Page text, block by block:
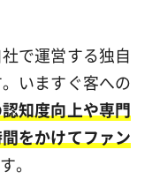
で運営する独自
いますぐ客への
知度向上や専門
をかけてファン
。